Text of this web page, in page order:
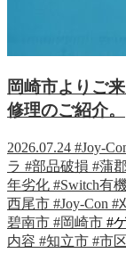
岡崎市よりご
修理のご紹介。
2026.07.24 #Joy-
ラ #部品破損 #蒲
年劣化 #Switch有
西尾市 #Joy-Con #
碧南市 #岡崎市 #
内容 #知立市 #市